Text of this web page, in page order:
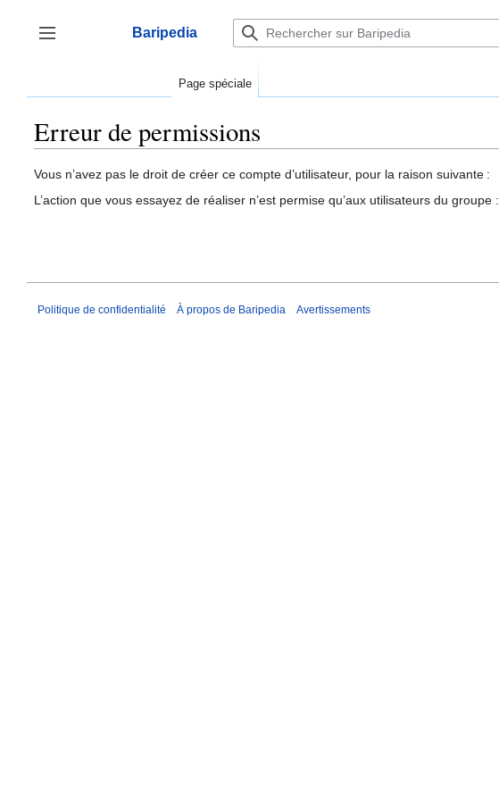
contenu
Afficher / masquer la barre latérale
Baripedia
Page spéciale
Erreur de permissions
Vous n’avez pas le droit de créer ce compte d’utilisateur, pour la raison suivante :
L’action que vous essayez de réaliser n’est permise qu’aux utilisateurs du groupe :
Politique de confidentialité À propos de Baripedia Avertissements